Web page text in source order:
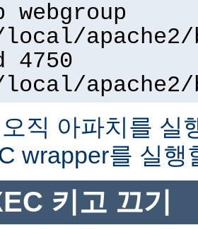
webgroup
apache2/
4750
apache2/
직 아파치를 실
wrapper를 실행
키고 끄기